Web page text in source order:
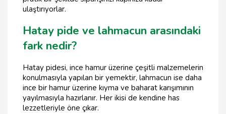
ulaştırıyorlar.
Hatay pide ve lahmacun arasındaki
fark nedir?
Hatay pidesi, ince hamur üzerine çeşitli malzemelerin
konulmasıyla yapılan bir yemektir, lahmacun ise daha
ince bir hamur üzerine kıyma ve baharat karışımının
yayılmasıyla hazırlanır. Her ikisi de kendine has
lezzetleriyle öne çıkar.